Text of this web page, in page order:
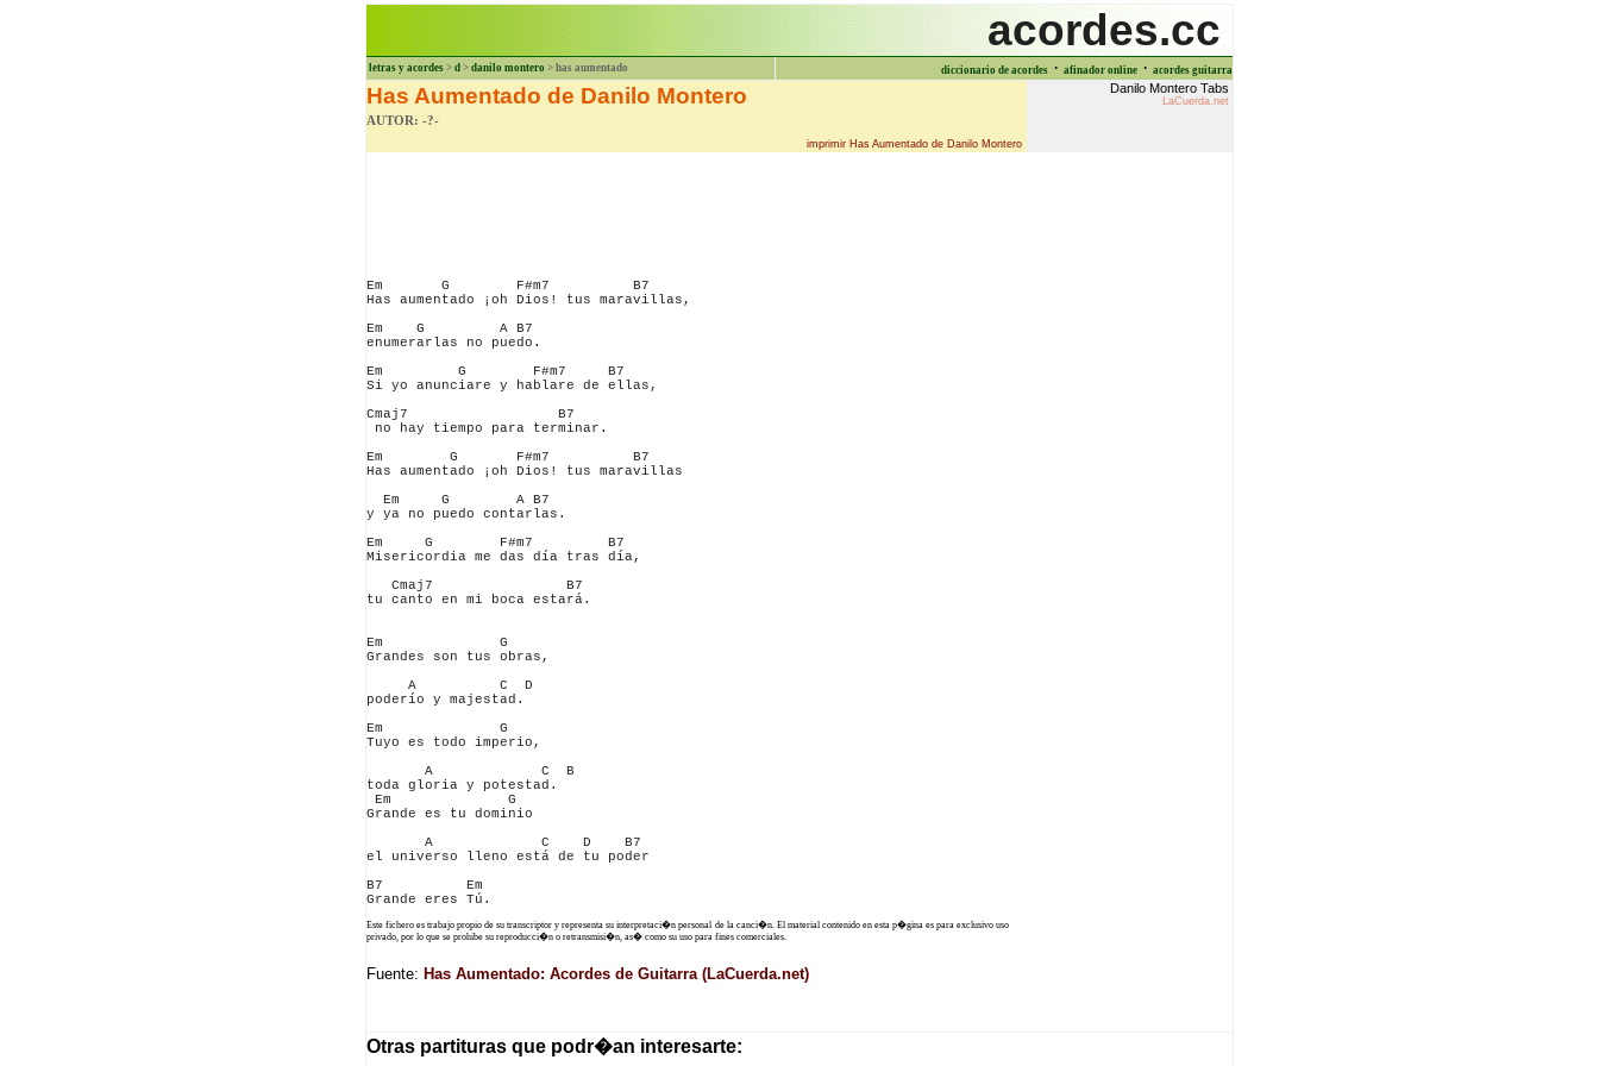
acordes.cc
letras y acordes > d > danilo montero > has aumentado diccionario de acordes · afinador online · acordes guitarra
Has Aumentado de Danilo Montero
AUTOR: -?-
Danilo Montero Tabs
LaCuerda.net
imprimir Has Aumentado de Danilo Montero
Em       G        F#m7          B7
Has aumentado ¡oh Dios! tus maravillas,
Em    G         A B7
enumerarlas no puedo.
Em         G        F#m7     B7
Si yo anunciare y hablare de ellas,
Cmaj7                  B7
no hay tiempo para terminar.
Em        G       F#m7          B7
Has aumentado ¡oh Dios! tus maravillas
  Em     G        A B7
y ya no puedo contarlas.
Em     G        F#m7         B7
Misericordia me das día tras día,
   Cmaj7                B7
tu canto en mi boca estará.
Em              G
Grandes son tus obras,
     A          C  D
poderío y majestad.
Em              G
Tuyo es todo imperio,
       A             C  B
toda gloria y potestad.
Em              G
Grande es tu dominio
       A             C    D    B7
el universo lleno está de tu poder
B7          Em
Este fichero es trabajo propio de su transcriptor y representa su interpretaci�n personal de la canci�n. El material contenido en esta p�gina es para exclusivo uso
privado, por lo que se prohibe su reproducci�n o retransmisi�n, as� como su uso para fines comerciales.
Fuente: Has Aumentado: Acordes de Guitarra (LaCuerda.net)
Otras partituras que podr�an interesarte: